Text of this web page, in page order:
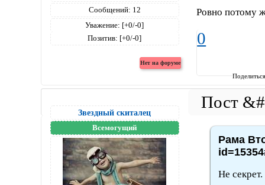
Сообщений: 12
Уважение: [+0/-0]
Позитив: [+0/-0]
Ровно потому
0
Звездный скиталец
Всемогущий
Рама
Не